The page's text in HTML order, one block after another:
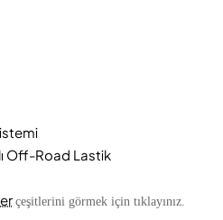
Off-Road Lastik
çeşitlerini görmek için tıklayınız.